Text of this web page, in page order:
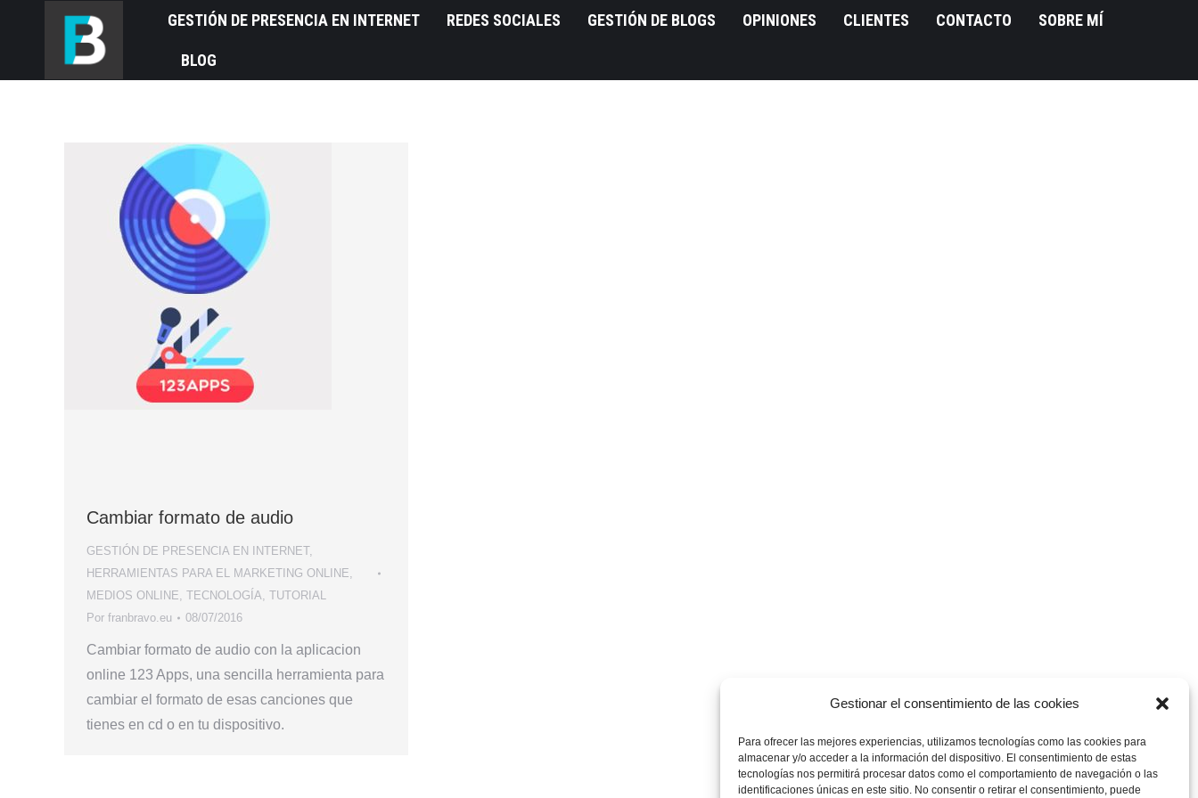
Gestionar el consentimiento de las cookies
Para ofrecer las mejores experiencias, utilizamos tecnologías como las cookies para
almacenar y/o acceder a la información del dispositivo. El consentimiento de estas
tecnologías nos permitirá procesar datos como el comportamiento de navegación o las
identificaciones únicas en este sitio. No consentir o retirar el consentimiento, puede
GESTIÓN DE PRESENCIA EN INTERNET REDES SOCIALES GESTIÓN DE BLOGS OPINIONES CLIENTES CONTACTO SOBRE MÍ
BLOG
Cambiar formato de audio
GESTIÓN DE PRESENCIA EN INTERNET,
HERRAMIENTAS PARA EL MARKETING ONLINE,
MEDIOS ONLINE, TECNOLOGÍA, TUTORIAL
Por franbravo.eu 08/07/2016
Cambiar formato de audio con la aplicacion
online 123 Apps, una sencilla herramienta para
cambiar el formato de esas canciones que
tienes en cd o en tu dispositivo.